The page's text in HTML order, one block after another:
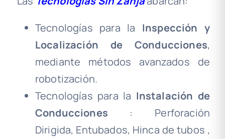
Tecnologías para la Inspección y
Localización de Conducciones,
mediante métodos avanzados de
robotización.
Tecnologías para la Instalación de
Conducciones : Perforación
Dirigida, Entubados, Hinca de tubos ,